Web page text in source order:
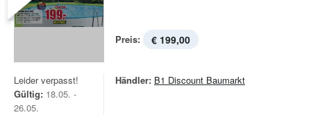
Preis: € 199,00
Leider verpasst!
Gültig: 18.05. -
26.05.
Händler: B1 Discount Baumarkt